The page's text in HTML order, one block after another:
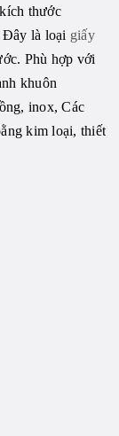
thước
Đây là loại giấy
Phù hợp với
khuôn
inox, Các
kim loại, thiết